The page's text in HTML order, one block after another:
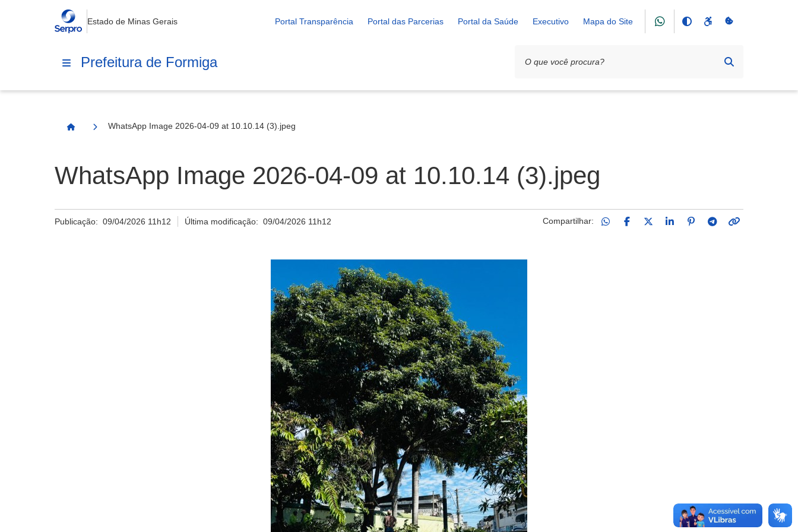
Estado de Minas Gerais Portal Transparência Portal das Parcerias Portal da Saúde Executivo Mapa do Site
Prefeitura de Formiga
Página Inicial
WhatsApp Image 2026-04-09 at 10.10.14 (3).jpeg
WhatsApp Image 2026-04-09 at 10.10.14 (3).jpeg
Publicação: 09/04/2026 11h12 Última modificação:09/04/2026 11h12 Compartilhar: